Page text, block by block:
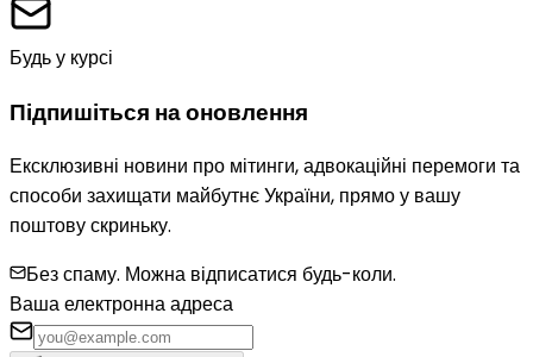
Будь у курсі
Підпишіться на оновлення
Ексклюзивні новини про мітинги, адвокаційні перемоги та
способи захищати майбутнє України, прямо у вашу
поштову скриньку.
Без спаму. Можна відписатися будь-коли.
Ваша електронна адреса